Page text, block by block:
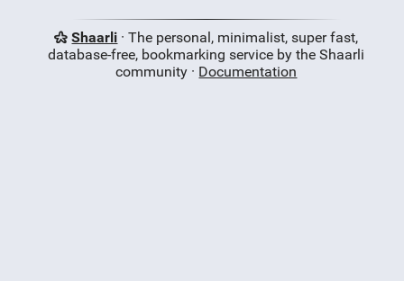
Shaarli · The personal, minimalist, super fast,
database-free, bookmarking service by the Shaarli
community · Documentation